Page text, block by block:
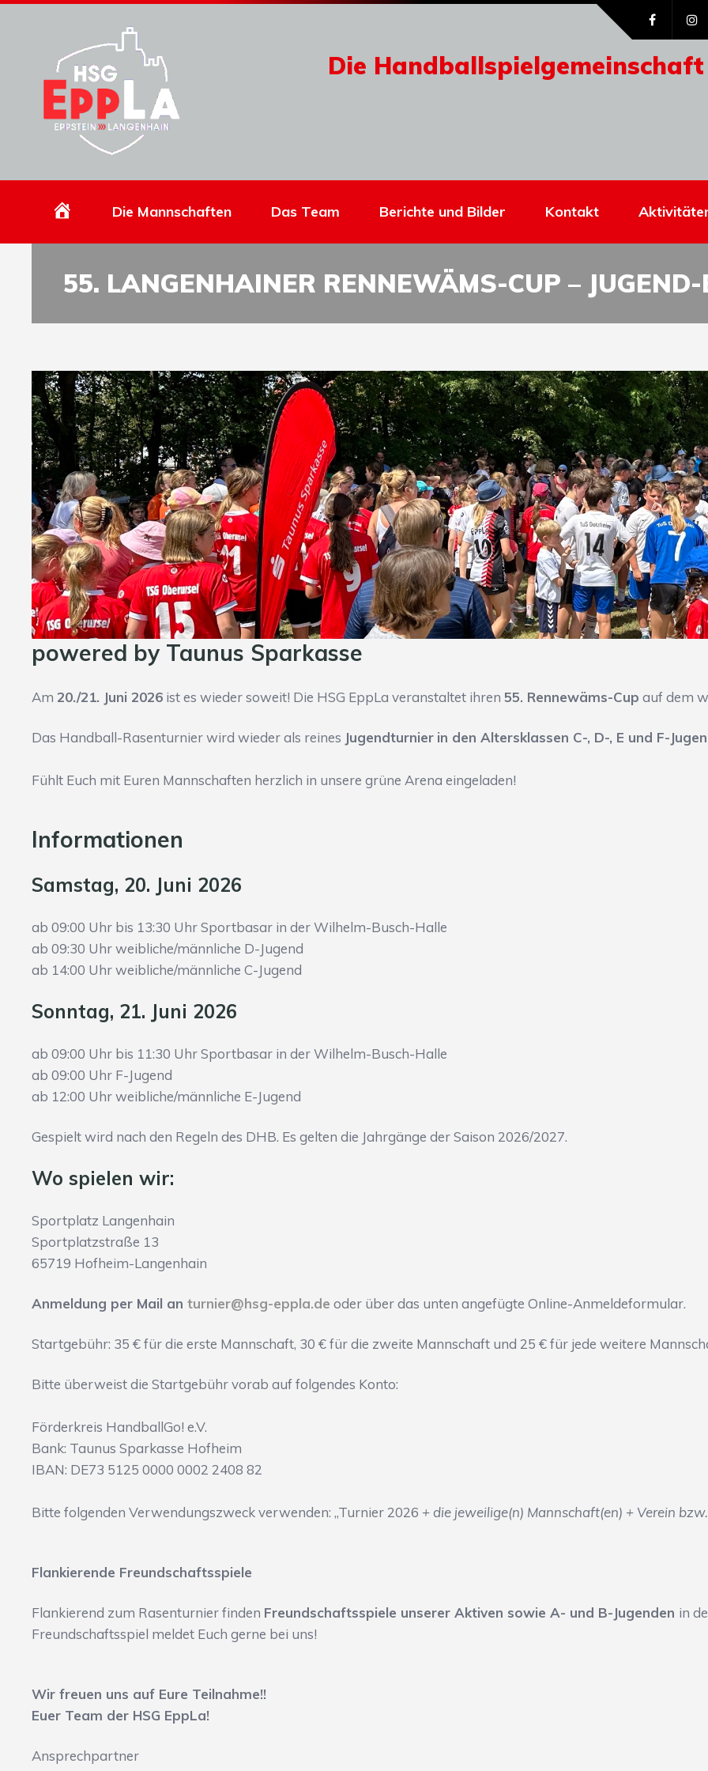
Die
HomepageDie Mannschaften Das Team Berichte und Bilder Kontakt
55. LANGENHAINER RENNEWÄMS-CUP –
powered by Taunus Sparkasse
Am 20./21. Juni 2026 ist es wieder soweit! Die HSG EppLa veranstaltet ihren 55. Rennewäms-Cup auf dem
Das Handball-Rasenturnier wird wieder als reines Jugendturnier in den Altersklassen C-, D-, E und F-
Fühlt Euch mit Euren Mannschaften herzlich in unsere grüne Arena eingeladen!
Informationen
Samstag, 20. Juni 2026
ab 09:00 Uhr bis 13:30 Uhr Sportbasar in der Wilhelm-Busch-Halle
ab 09:30 Uhr weibliche/männliche D-Jugend
ab 14:00 Uhr weibliche/männliche C-Jugend
Sonntag, 21. Juni 2026
ab 09:00 Uhr bis 11:30 Uhr Sportbasar in der Wilhelm-Busch-Halle
ab 09:00 Uhr F-Jugend
ab 12:00 Uhr weibliche/männliche E-Jugend
Gespielt wird nach den Regeln des DHB. Es gelten die Jahrgänge der Saison 2026/2027.
Wo spielen wir:
Sportplatz Langenhain
Sportplatzstraße 13
65719 Hofheim-Langenhain
Anmeldung per Mail an turnier@hsg-eppla.de oder über das unten angefügte Online-Anmeldeformular.
Startgebühr: 35 € für die erste Mannschaft, 30 € für die zweite Mannschaft und 25 € für jede weitere
Bitte überweist die Startgebühr vorab auf folgendes Konto:
Förderkreis HandballGo! e.V.
Bank: Taunus Sparkasse Hofheim
IBAN: DE73 5125 0000 0002 2408 82
Bitte folgenden Verwendungszweck verwenden: „Turnier 2026 + die jeweilige(n) Mannschaft(en) + Verein
Flankierende Freundschaftsspiele
Flankierend zum Rasenturnier finden Freundschaftsspiele unserer Aktiven sowie A- und B-Jugenden in
Freundschaftsspiel meldet Euch gerne bei uns!
Wir freuen uns auf Eure Teilnahme!!
Euer Team der HSG EppLa!
Ansprechpartner